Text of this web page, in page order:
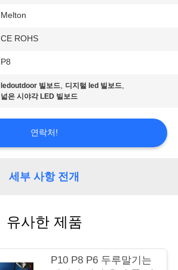
Melton
CE ROHS
P8
ledoutdoor 빌보드, 디지털 led 빌보드,
넓은 시야각 LED 빌보드
연락처!
세부 사항 전개
유사한 제품
P10 P8 P6 두루말기는